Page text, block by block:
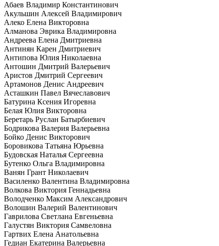
Абаев Владимир Константинович
Акульшин Алексей Владимирович
Алеко Елена Викторовна
Алманова Эврика Владимировна
Андреева Елена Дмитриевна
Антинян Карен Дмитриевич
Антипова Юлия Николаевна
Антошин Дмитрий Валерьевич
Аристов Дмитрий Сергеевич
Артамонов Денис Андреевич
Асташкин Павел Вячеславович
Батурина Ксения Игоревна
Белая Юлия Викторовна
Беретарь Руслан Батырбиевич
Бодрикова Валерия Валерьевна
Бойко Денис Викторович
Боровикова Татьяна Юрьевна
Будовская Наталья Сергеевна
Бутенко Ольга Владимировна
Ванян Грант Николаевич
Василенко Валентина Владимировна
Волкова Виктория Геннадьевна
Володченко Максим Александрович
Волошин Валерий Валентинович
Гаврилова Светлана Евгеньевна
Галустян Виктория Самвеловна
Гартвих Елена Анатольевна
Гедиан Екатерина Валерьевна